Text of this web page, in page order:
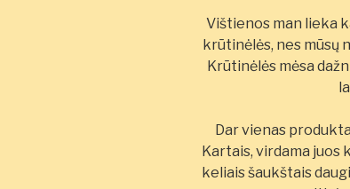
Vištienos man lieka
krūtinėlės, nes mūsų
Krūtinėlės mėsa
Dar vienas
Kartais, virdama
keliais šaukštais